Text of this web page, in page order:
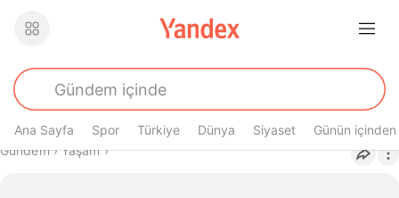
Ana Sayfa Spor Türkiye Dünya Siyaset Günün içinden
Buradasın
Gündem› Yaşam›